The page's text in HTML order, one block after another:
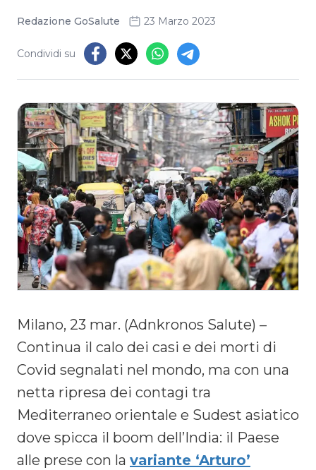
Redazione GoSalute 23 Marzo 2023
Condividi su
Milano, 23 mar. (Adnkronos Salute) –
Continua il calo dei casi e dei morti di
Covid segnalati nel mondo, ma con una
netta ripresa dei contagi tra
Mediterraneo orientale e Sudest asiatico
dove spicca il boom dell’India: il Paese
alle prese con la variante ‘Arturo’